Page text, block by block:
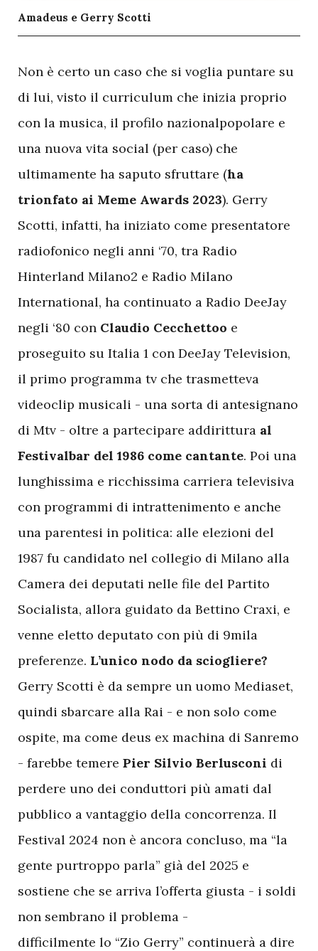
Amadeus e Gerry Scotti
Non è certo un caso che si voglia puntare su
di lui, visto il curriculum che inizia proprio
con la musica, il profilo nazionalpopolare e
una nuova vita social (per caso) che
ultimamente ha saputo sfruttare (ha
trionfato ai Meme Awards 2023). Gerry
Scotti, infatti, ha iniziato come presentatore
radiofonico negli anni ‘70, tra Radio
Hinterland Milano2 e Radio Milano
International, ha continuato a Radio DeeJay
negli ‘80 con Claudio Cecchettoo e
proseguito su Italia 1 con DeeJay Television,
il primo programma tv che trasmetteva
videoclip musicali - una sorta di antesignano
di Mtv - oltre a partecipare addirittura al
Festivalbar del 1986 come cantante. Poi una
lunghissima e ricchissima carriera televisiva
con programmi di intrattenimento e anche
una parentesi in politica: alle elezioni del
1987 fu candidato nel collegio di Milano alla
Camera dei deputati nelle file del Partito
Socialista, allora guidato da Bettino Craxi, e
venne eletto deputato con più di 9mila
preferenze. L’unico nodo da sciogliere?
Gerry Scotti è da sempre un uomo Mediaset,
quindi sbarcare alla Rai - e non solo come
ospite, ma come deus ex machina di Sanremo
- farebbe temere Pier Silvio Berlusconi di
perdere uno dei conduttori più amati dal
pubblico a vantaggio della concorrenza. Il
Festival 2024 non è ancora concluso, ma “la
gente purtroppo parla” già del 2025 e
sostiene che se arriva l’offerta giusta - i soldi
non sembrano il problema -
difficilmente lo “Zio Gerry” continuerà a dire